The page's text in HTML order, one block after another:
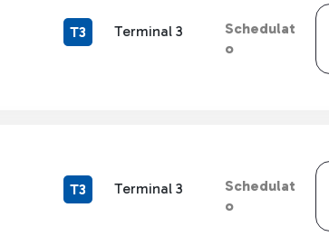
T3 Terminal 3
Schedulat
o
T3 Terminal 3
Schedulat
o